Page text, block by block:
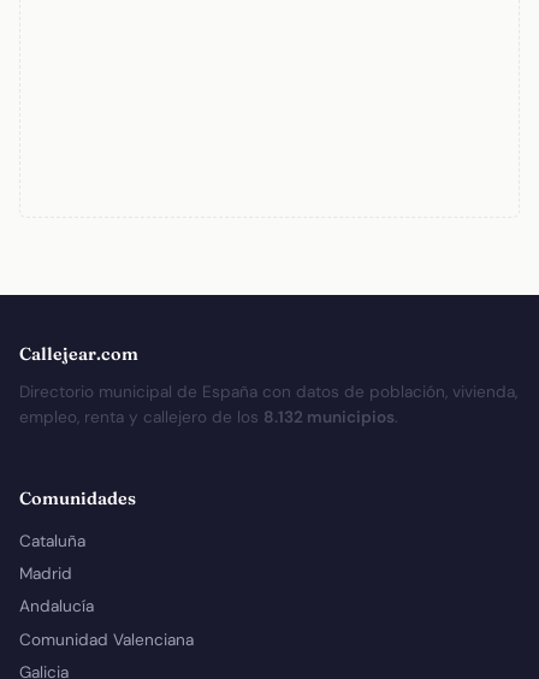
Callejear.com
Directorio municipal de España con datos de población, vivienda,
empleo, renta y callejero de los 8.132 municipios.
Comunidades
Cataluña
Madrid
Andalucía
Comunidad Valenciana
Galicia